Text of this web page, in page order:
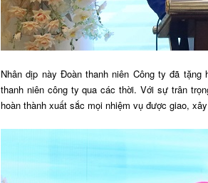
Nhân dịp này Đoàn thanh niên Công ty đã
thanh niên công ty qua các thời. Với sự trân
hoàn thành xuất sắc mọi nhiệm vụ được giao,